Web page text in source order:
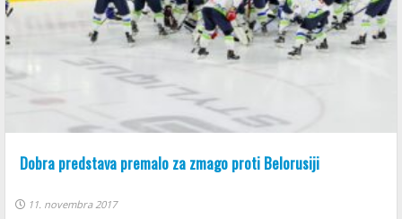
Dobra predstava premalo za zmago proti Belorusiji
11. novembra 2017